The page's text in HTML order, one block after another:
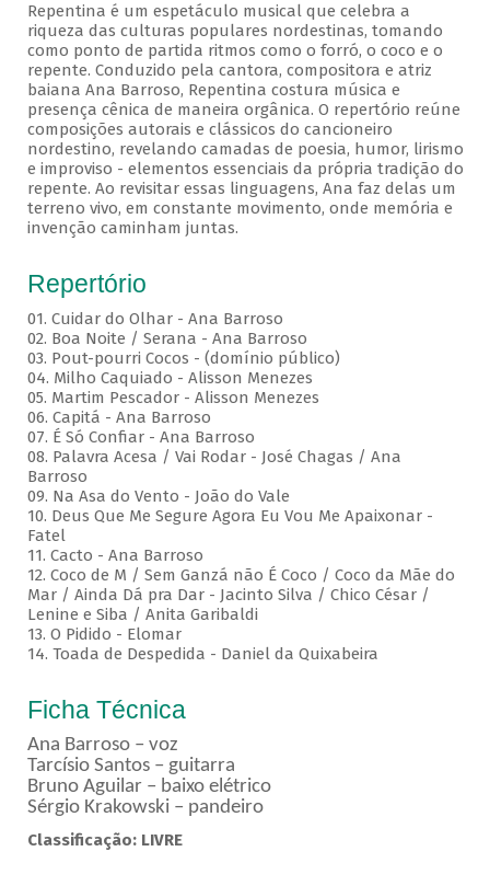
Repentina é um espetáculo musical que celebra a
riqueza das culturas populares nordestinas, tomando
como ponto de partida ritmos como o forró, o coco e o
repente. Conduzido pela cantora, compositora e atriz
baiana Ana Barroso, Repentina costura música e
presença cênica de maneira orgânica. O repertório reúne
composições autorais e clássicos do cancioneiro
nordestino, revelando camadas de poesia, humor, lirismo
e improviso - elementos essenciais da própria tradição do
repente. Ao revisitar essas linguagens, Ana faz delas um
terreno vivo, em constante movimento, onde memória e
invenção caminham juntas.
Repertório
01. Cuidar do Olhar - Ana Barroso
02. Boa Noite / Serana - Ana Barroso
03. Pout-pourri Cocos - (domínio público)
04. Milho Caquiado - Alisson Menezes
05. Martim Pescador - Alisson Menezes
06. Capitá - Ana Barroso
07. É Só Confiar - Ana Barroso
08. Palavra Acesa / Vai Rodar - José Chagas / Ana
Barroso
09. Na Asa do Vento - João do Vale
10. Deus Que Me Segure Agora Eu Vou Me Apaixonar -
Fatel
11. Cacto - Ana Barroso
12. Coco de M / Sem Ganzá não É Coco / Coco da Mãe do
Mar / Ainda Dá pra Dar - Jacinto Silva / Chico César /
Lenine e Siba / Anita Garibaldi
13. O Pidido - Elomar
14. Toada de Despedida - Daniel da Quixabeira
Ficha Técnica
Ana Barroso – voz
Tarcísio Santos – guitarra
Bruno Aguilar – baixo elétrico
Sérgio Krakowski – pandeiro
Classificação: LIVRE